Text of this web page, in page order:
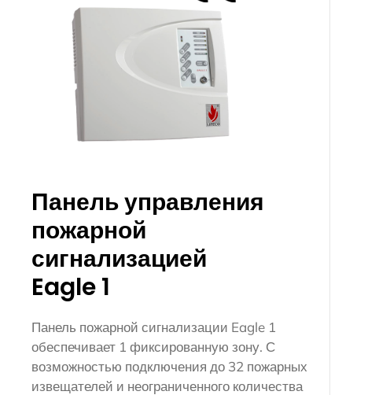
Панель управления
пожарной
сигнализацией
Eagle 1
Панель пожарной сигнализации Eagle 1
обеспечивает 1 фиксированную зону. С
возможностью подключения до 32 пожарных
извещателей и неограниченного количества